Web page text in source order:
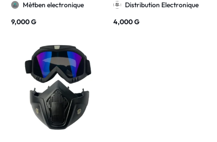
Mètben electronique
9,000G
Distribution Electronique
4,000G